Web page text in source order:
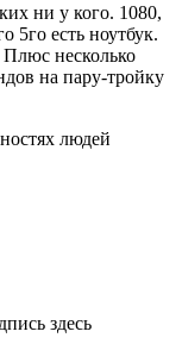
ни у кого. 1080,
5го есть ноутбук.
несколько
на пару-тройку
людей
здесь